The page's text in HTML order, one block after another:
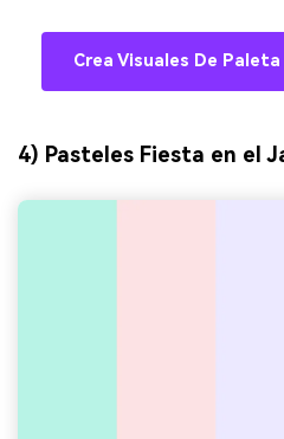
Crea Visuales De
4) Pasteles Fiesta en el